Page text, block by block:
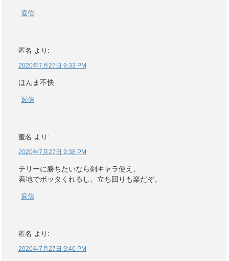
返信
匿名 より:
2020年7月27日 9:33 PM
ほんま不快
返信
匿名 より:
2020年7月27日 9:38 PM
テリーに勝ちたいなら剣キャラ使え。
着地でボッタくれるし、立ち回りも楽だぞ。
返信
匿名 より:
2020年7月27日 9:40 PM